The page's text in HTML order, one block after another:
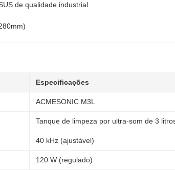
de qualidade industrial
Especificações
ACMESONIC M3L
Tanque de limpeza por ultra-som de 3
40 kHz (ajustável)
120 W (regulado)